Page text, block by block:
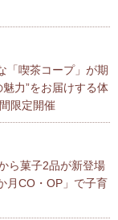
「喫茶コープ」が期
力”をお届けする体
限定開催
ら菓子2品が新登場
月CO・OP」で子育